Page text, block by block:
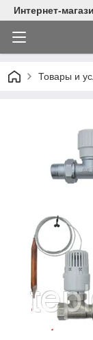
Интернет-
Товары и